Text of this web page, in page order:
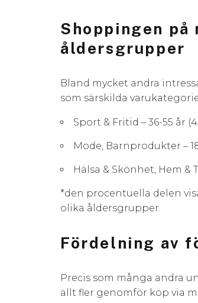
Shoppingen
åldersgrupper
Bland mycket andra
som särskilda
Sport & Fritid – 36-55 år
Mode, Barnprodukter –
Hälsa & Skönhet, Hem &
*den procentuella delen
olika åldersgrupper.
Fördelning av
Precis som många andra
allt fler genomför köp via